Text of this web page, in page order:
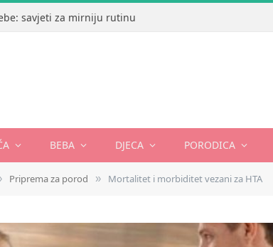
savjeti za mirniju rutinu
BEBA DJECA PORODICA
Priprema za porod » Mortalitet i morbiditet vezani za HTA